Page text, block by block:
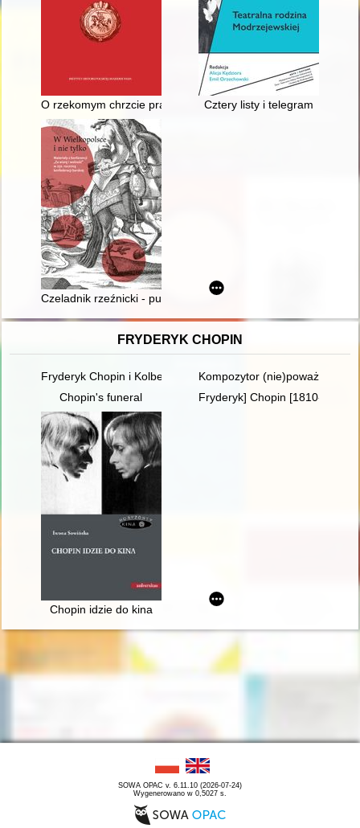
O rzekomym chrzcie prawosławnym Jagiełły : (polemika z
Cztery listy i telegram
Czeladnik rzeźnicki - pułkownikiem : kilka słów o Antonim
FRYDERYK CHOPIN
Fryderyk Chopin i Kolbergowie. Wspomnienia i inspiracje
Kompozytor (nie)poważny.
Chopin's funeral
Fryderyk] Chopin [1810-1849]
Chopin idzie do kina
SOWA OPAC v. 6.11.10 (2026-07-24)
Wygenerowano w 0,5027 s.